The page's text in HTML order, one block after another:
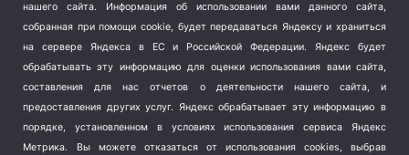
Школа и спорт (2)
Экология (8)
Экономика (1172)
нашего сайта. Информация об использовании вами данного сайта,
собранная при помощи cookie, будет передаваться Яндексу и храниться
на сервере Яндекса в ЕС и Российской Федерации. Яндекс будет
обрабатывать эту информацию для оценки использования вами сайта,
составления для нас отчетов о деятельности нашего сайта, и
предоставления других услуг. Яндекс обрабатывает эту информацию в
порядке, установленном в условиях использования сервиса Яндекс
Метрика.
Вы можете отказаться от использования cookies, выбрав